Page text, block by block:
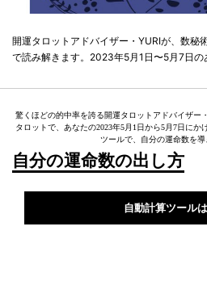
開運タロットアドバイザー・YURIが、数秘
で読み解きます。2023年5月1日〜5月7日の
驚くほどの的中率を誇る開運タロットアドバイザー
タロットで、あなたの2023年5月1日から5月7日に
ツールで、自分の運命数を導
自分の運命数の出し方
自動計算ツール